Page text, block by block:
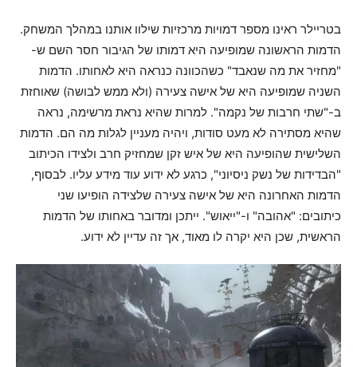
בטריילר ראינו מספר דמויות מרכזיות שילוו אותנו במהלך המשחק.
הדמות הראשונה שמופיעה היא דמותו של הגיבור חסר השם ש-
"מחזיר את מה שנאבד" כשהכוונה כנראה היא לאחותו. הדמות
השניה שמופיעה היא של אישה צעירה (ולא ממש לבושה) שאוחזת
ב-"שתי חרבות של נקמה". למרות שהיא נראת מרשימה, נראה
שהיא מסתירה לא מעט סודות, ויהיה מעניין לגלות מה הם. הדמות
השלישית שהופיעה היא של איש זקן שמחזיק חרב ולצידו הכיתוב
"הבדידות של נשק ניסיוני", כרגע לא ידוע עוד מידע עליו. לבסוף,
הדמות האחרונה היא של אישה צעירה שלצידה הופיעו שני
כיתובים: "אהובה" ו-"ייאוש". ייתכן ומדובר באחותו של הדמות
הראשית, שכן היא יקרה לו מאוד, אך זה עדיין לא ידוע.